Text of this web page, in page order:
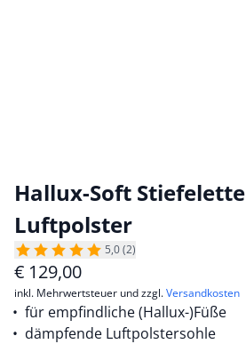
Hallux-Soft Stiefelette
Luftpolster
5,0 (2)
€ 129,00
inkl. Mehrwertsteuer und zzgl.Versandkosten
für empfindliche (Hallux-)Füße
dämpfende Luftpolstersohle